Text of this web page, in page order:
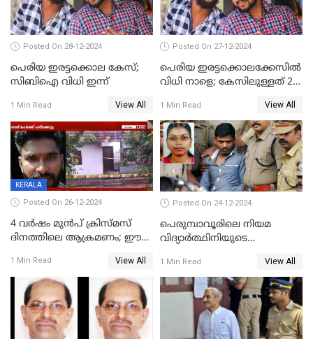
Posted On 28-12-2024
പെരിയ ഇരട്ടക്കൊല കേസ്;
സിബിഐ വിധി ഇന്ന്
1 Min Read View All
Posted On 27-12-2024
പെരിയ ഇരട്ടക്കൊലക്കേസില്‍
വിധി നാളെ; കേസിലുള്ളത് 24
1 Min Read View All
KERALA
Posted On 26-12-2024
4 വർഷം മുൻപ് ക്രിസ്മസ്
ദിനത്തിലെ ആക്രമണം; ഈ
ചോദിക്കാനെത്തി, 2 പേർ
കുത്തേറ്റു മരിച്ചു
1 Min Read View All
Posted On 24-12-2024
പെരുമ്പാവൂരിലെ നിയമ
വിദ്യാര്‍ത്ഥിനിയുടെ
അമീറുള്‍ ഇസ്ലാമിന്റെ
മനോനിലയില്‍ കുഴപ്പമില്ലെന്ന്
റിപ്പോര്‍ട്ട്
1 Min Read View All